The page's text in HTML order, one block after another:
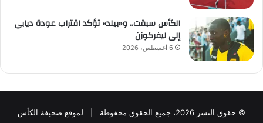
الكأس سبقت.. و«بيلد» تؤكد اقتراب عودة ديابي
إلى ليفركوزن
6 أغسطس، 2026
© حقوق النشر 2026، جميع الحقوق محفوظة | لموقع صحيفة الكأس